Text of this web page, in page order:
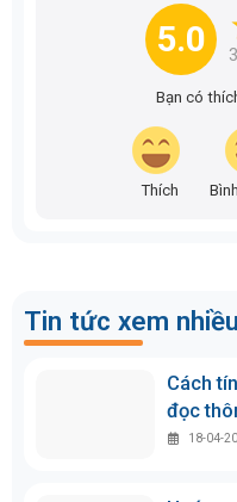
Câu hỏi
Làm sao để hạn
tải bị lệch khi vận
Trả lời: Tình trạng
chuẩn, puli bị lỏng
định trên rãnh puli.
Khi nào doanh
băng tải mới?